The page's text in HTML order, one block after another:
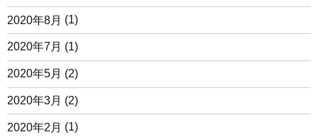
2020年8月 (1)
2020年7月 (1)
2020年5月 (2)
2020年3月 (2)
2020年2月 (1)